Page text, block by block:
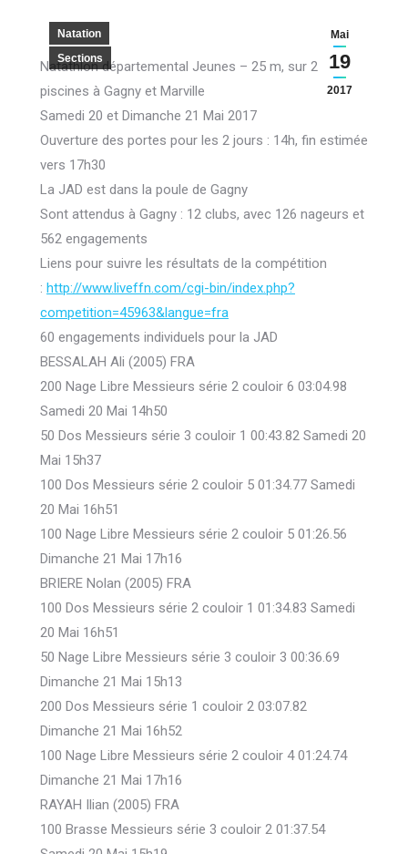
Mai
19
2017
Natation
Sections
Natathlon départemental Jeunes – 25 m, sur 2
piscines à Gagny et Marville
Samedi 20 et Dimanche 21 Mai 2017
Ouverture des portes pour les 2 jours : 14h, fin estimée
vers 17h30
La JAD est dans la poule de Gagny
Sont attendus à Gagny : 12 clubs, avec 126 nageurs et
562 engagements
Liens pour suivre les résultats de la compétition
: http://www.liveffn.com/cgi-bin/index.php?
competition=45963&langue=fra
60 engagements individuels pour la JAD
BESSALAH Ali (2005) FRA
200 Nage Libre Messieurs série 2 couloir 6 03:04.98
Samedi 20 Mai 14h50
50 Dos Messieurs série 3 couloir 1 00:43.82 Samedi 20
Mai 15h37
100 Dos Messieurs série 2 couloir 5 01:34.77 Samedi
20 Mai 16h51
100 Nage Libre Messieurs série 2 couloir 5 01:26.56
Dimanche 21 Mai 17h16
BRIERE Nolan (2005) FRA
100 Dos Messieurs série 2 couloir 1 01:34.83 Samedi
20 Mai 16h51
50 Nage Libre Messieurs série 3 couloir 3 00:36.69
Dimanche 21 Mai 15h13
200 Dos Messieurs série 1 couloir 2 03:07.82
Dimanche 21 Mai 16h52
100 Nage Libre Messieurs série 2 couloir 4 01:24.74
Dimanche 21 Mai 17h16
RAYAH Ilian (2005) FRA
100 Brasse Messieurs série 3 couloir 2 01:37.54